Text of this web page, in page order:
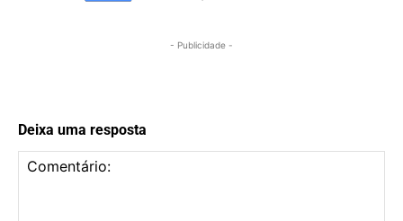
- Publicidade -
Deixa uma resposta